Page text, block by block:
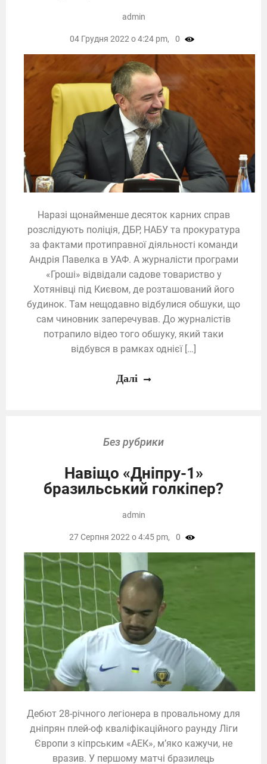
Наразі щонайменше десяток карних справ
розслідують поліція, ДБР, НАБУ та прокуратура
за фактами протиправної діяльності команди
Андрія Павелка в УАФ. А журналісти програми
«Гроші» відвідали садове товариство у
Хотянівці під Києвом, де розташований його
будинок. Там нещодавно відбулися обшуки, що
сам чиновник заперечував. До журналістів
потрапило відео того обшуку, який таки
відбувся в рамках однієї […]
admin
04 Грудня 2022 о 4:24 pm, 0
Далі
Без рубрики
Навіщо «Дніпру-1»
бразильський голкіпер?
Дебют 28-річного легіонера в провальному для
дніпрян плей-оф кваліфікаційного раунду Ліги
Європи з кіпрським «АЕК», м’яко кажучи, не
вразив. У першому матчі бразилець
admin
27 Серпня 2022 о 4:45 pm, 0